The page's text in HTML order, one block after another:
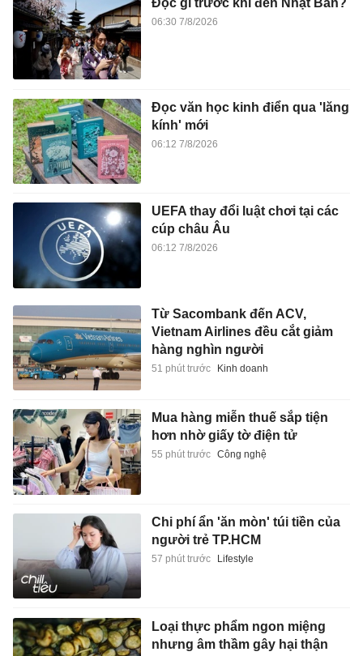
Đọc gì trước khi đến Nhật Bản?
06:30 7/8/2026
Đọc văn học kinh điển qua 'lăng
kính' mới
06:12 7/8/2026
UEFA thay đổi luật chơi tại các
cúp châu Âu
06:12 7/8/2026
Từ Sacombank đến ACV,
Vietnam Airlines đều cắt giảm
hàng nghìn người
51 phút trước Kinh doanh
Mua hàng miễn thuế sắp tiện
hơn nhờ giấy tờ điện tử
55 phút trước Công nghệ
Chi phí ẩn 'ăn mòn' túi tiền của
người trẻ TP.HCM
57 phút trước Lifestyle
Loại thực phẩm ngon miệng
nhưng âm thầm gây hại thận